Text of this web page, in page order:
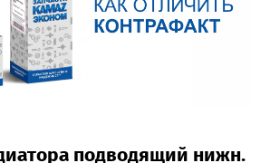
подводящий нижн.